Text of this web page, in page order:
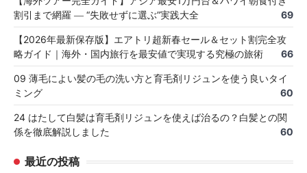
割引まで網羅 ― “失敗せずに選ぶ”実践大全
69
【2026年最新保存版】エアトリ超新春セール＆セット割完全攻
略ガイド｜海外・国内旅行を最安値で実現する究極の旅術
66
09 薄毛によい髪の毛の洗い方と育毛剤リジュンを使う良いタイ
ミング
60
24 はたして白髪は育毛剤リジュンを使えば治るの？白髪との関
係を徹底解説しました
60
最近の投稿